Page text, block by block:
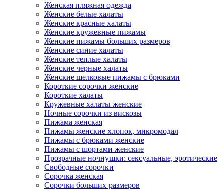
Женская пляжная одежда
Женские белые халаты
Женские красные халаты
Женские кружевные пижамы
Женские пижамы больших размеров
Женские синие халаты
Женские теплые халаты
Женские черные халаты
Женские шелковые пижамы с брюками
Короткие сорочки женские
Короткие халаты
Кружевные халаты женские
Ночные сорочки из вискозы
Пижама женская
Пижамы женские хлопок, микромодал
Пижамы с брюками женские
Пижамы с шортами женские
Прозрачные ночнушки: сексуальные, эротические
Свободные сорочки
Сорочка женская
Сорочки больших размеров